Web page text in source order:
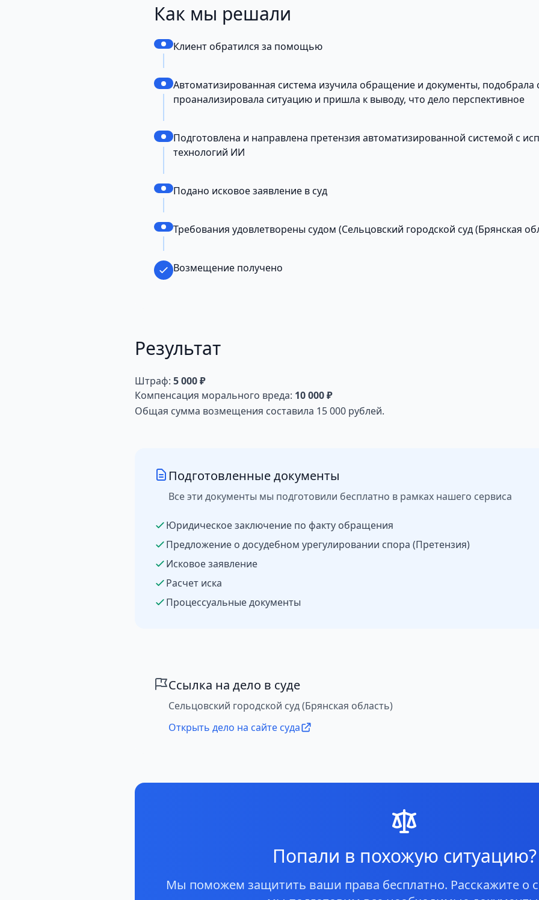
Как мы решали
Клиент обратился за помощью
Автоматизированная система изучила обращение и документы, подобрала
проанализировала ситуацию и пришла к выводу, что дело перспективное
Подготовлена и направлена претензия автоматизированной системой с
технологий ИИ
Подано исковое заявление в суд
Требования удовлетворены судом (Сельцовский городской суд (Брянская
Возмещение получено
Результат
Штраф: 5 000 ₽
Компенсация морального вреда: 10 000 ₽
Общая сумма возмещения составила 15 000 рублей.
Подготовленные документы
Все эти документы мы подготовили бесплатно в рамках нашего сервиса
Юридическое заключение по факту обращения
Предложение о досудебном урегулировании спора (Претензия)
Исковое заявление
Расчет иска
Процессуальные документы
Ссылка на дело в суде
Сельцовский городской суд (Брянская область)
Открыть дело на сайте суда
Попали в похожую ситуацию?
Мы поможем защитить ваши права бесплатно. Расскажите о